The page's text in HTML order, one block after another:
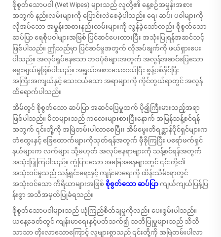
စိုစွတ်သောပဝါ (Wet Wipes) များသည် လူတို့၏ နေ့စဉ်အမှုန်းအစား
အတွက် နည်းလမ်းများကို ပြောင်းလဲစေခဲ့ပါသည်။ ရေ၊ ဆပ်၊ ပဝါများကို
လိုအပ်သော အမှုန်းအစားနည်းလမ်းများကို လွန်ခဲ့သော်လည်း စိုစွတ်သော
ဆပ်ပြာ ရေစိုပဝါများအဖြစ် ပြင်ဆင်ပေးထားပြီး အသုံးပြုရန်အဆင်သင့်
ဖြစ်ပါသည်။ ဤသည်မှာ ပြင်ဆင်မှုအတွက် လိုအပ်ချက်ကို ဖယ်ရှားပေး
ပါသည်။ အလုပ်ရှုပ်နေသော ဘဝပုံစံများအတွက် အလွန်အဆင်ပြေသော
ရွေးချယ်မှုဖြစ်ပါသည်။ အရွယ်အစားသေးငယ်ပြီး စွန့်ပစ်နိုင်ပြီး
အကြီးအကျယ်နှင့် သေးငယ်သော အရာများကို ကိုင်တွယ်ရာတွင် အလွန်
ထိရောက်ပါသည်။
အိမ်တွင် စိုစွတ်သော ဆပ်ပြာ အဆင်ပြေမှုထက် ပို၍ကြီးမားသည့်အရာ
ဖြစ်ပါသည်။ မိဘများသည် ကလေးများစားပြီးနောက် အမြန်သန့်စင်ရန်
အတွက် ၎င်းတို့ကို အမြဲတမ်းပါလာစေပြီး၊ အိမ်မွေးတိရစ္ဆာန်ပိုင်ရှင်များက
တံထွေးနှင့် ခြေထောက်များကိုသုတ်ရန်အတွက် မှီခိုကြပြီး ပရော်ဖက်ရှင်
နယ်များက လက်များ သို့မဟုတ် အလုပ်နေရာများကို သန့်စင်ရန်အတွက်
အသုံးပြုကြပါသည်။ ကွဲပြားသော အခြေအနေများတွင် ၎င်းတို့၏
အသုံးဝင်မှုသည် သန့်ရှင်းရေးနှင့် ကျန်းမာရေးကို ထိန်းသိမ်းရာတွင်
အသုံးဝင်သော ကိရိယာများအဖြစ် စိုစွတ်သော ဆပ်ပြာ ကျယ်ကျယ်ပြန့်ပြ
န်းစွာ အသိအမှတ်ပြုခံရသည်။
စိုစွတ်သောပဝါများသည် ယုံကြည်စိတ်ချမှုကိုလည်း ပေးစွမ်းပါသည်။
ယနေ့ခေတ်တွင် ကျန်းမာရေးနှင့်ပတ်သက်၍ သတိပြုမှုများသည် သိသိ
သာသာ တိုးလာသောကြောင့် လူများစွာသည် ၎င်းတို့ကို အမြဲတမ်းပါလာ